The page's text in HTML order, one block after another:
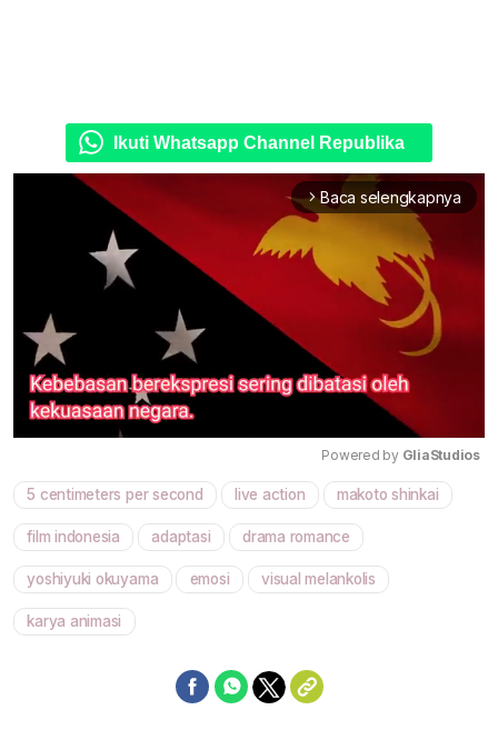
Ikuti Whatsapp Channel Republika
arrow_forward_ios Baca selengkapnya
Mute
Powered by GliaStudios
5 centimeters per second live action makoto shinkai
film indonesia adaptasi drama romance
yoshiyuki okuyama emosi visual melankolis
karya animasi